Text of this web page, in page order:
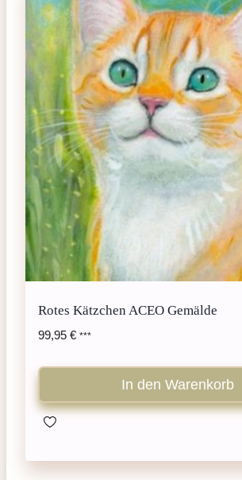
Rotes Kätzchen ACEO Gemälde
99,95 € ***
In den Warenkorb